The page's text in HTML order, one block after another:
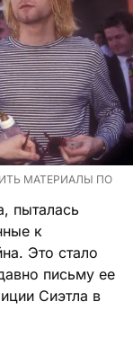
МАТЕРИАЛЫ ПО
пыталась
к
Это стало
письму ее
Сиэтла в